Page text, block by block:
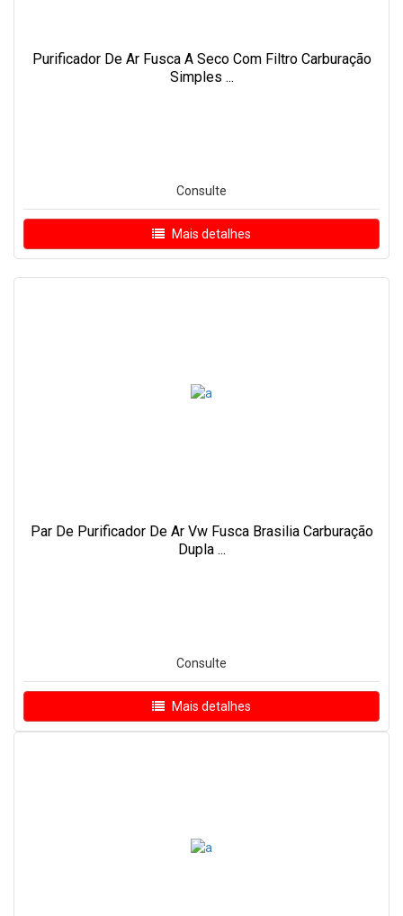
Purificador De Ar Fusca A Seco Com Filtro Carburação
Simples ...
Consulte
Mais detalhes
Par De Purificador De Ar Vw Fusca Brasilia Carburação
Dupla ...
Consulte
Mais detalhes